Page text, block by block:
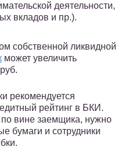
деятельности,
вкладов и пр.).
собственной ликвидной
может увеличить
рекомендуется
рейтинг в БКИ.
вине заемщика, нужно
бумаги и сотрудники